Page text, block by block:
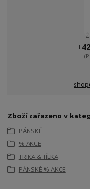
Zboží zařazeno v
PÁNSKÉ
% AKCE
TRIKA & TÍLKA
PÁNSKÉ % AKCE